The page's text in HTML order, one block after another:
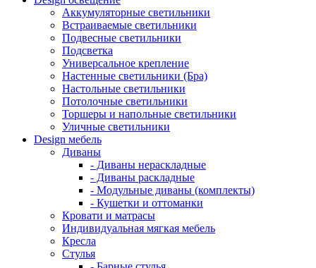
Аккумуляторные светильники
Встраиваемые светильники
Подвесные светильники
Подсветка
Универсальное крепление
Настенные светильники (Бра)
Настольные светильники
Потолочные светильники
Торшеры и напольные светильники
Уличные светильники
Design мебель
Диваны
- Диваны нераскладные
- Диваны раскладные
- Модульные диваны (комплекты)
- Кушетки и оттоманки
Кровати и матрасы
Индивидуальная мягкая мебель
Кресла
Стулья